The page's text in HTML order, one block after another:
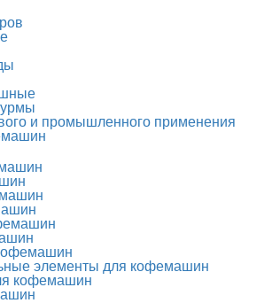
и промышленного применения
элементы для кофемашин
кофемашин